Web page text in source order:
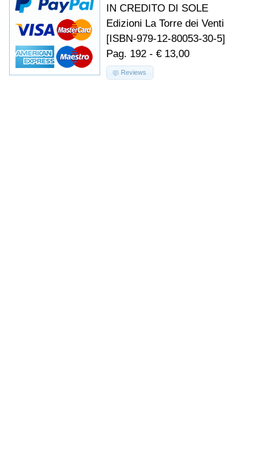
IN CREDITO DI SOLE
Edizioni La Torre dei Venti
[ISBN-979-12-80053-30-5]
Pag. 192 - € 13,00
Reviews